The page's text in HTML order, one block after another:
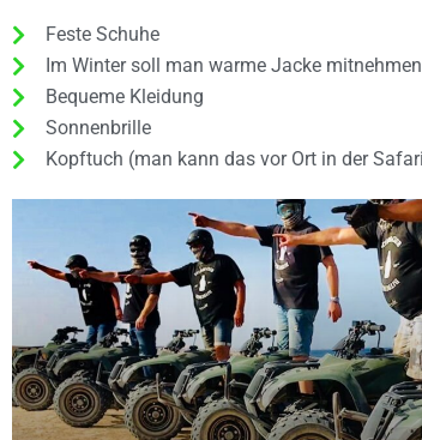
Feste Schuhe
Im Winter soll man warme Jacke
Bequeme Kleidung
Sonnenbrille
Kopftuch (man kann das vor Ort in der